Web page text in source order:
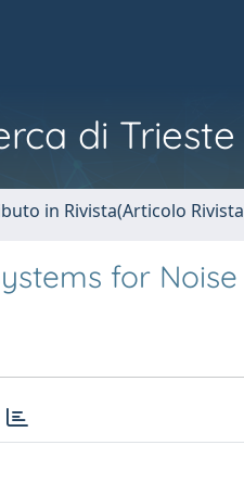
di Trieste
in Rivista(Articolo
for